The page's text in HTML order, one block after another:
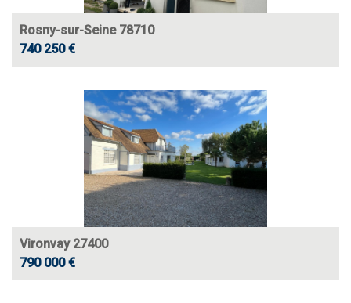
Rosny-sur-Seine 78710
740 250 €
Vironvay 27400
790 000 €